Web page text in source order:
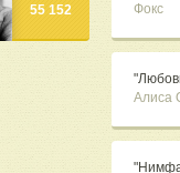
55 152
Фокс
Алиса